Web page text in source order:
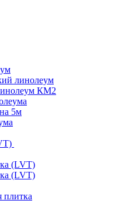
линолеум
КМ2
5м
(LVT)
(LVT)
плитка